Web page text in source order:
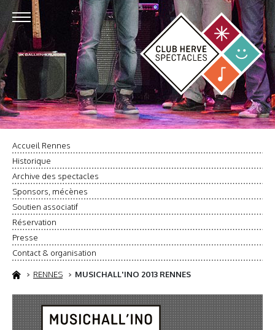
Accueil Rennes
Historique
Archive des spectacles
Sponsors, mécènes
Soutien associatif
Réservation
Presse
Contact & organisation
RENNES MUSICHALL'INO 2013 RENNES